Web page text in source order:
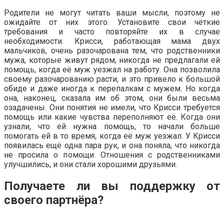
Родители не могут читать ваши мысли, поэтому не
ожидайте от них этого. Установите свои чёткие
требования и часто повторяйте их в случае
необходимости. Крисси, работающая мама двух
мальчиков, очень разочарована тем, что родственники
мужа, которые живут рядом, никогда не предлагали ей
помощь, когда её муж уезжал на работу. Она позволила
своему разочарованию расти, и это привело к большой
обиде и даже иногда к перепалкам с мужем. Но когда
она, наконец, сказала им об этом, они были весьма
озадачены. Они понятия не имели, что Крисси требуется
помощь или какие чувства переполняют её. Когда они
узнали, что ей нужна помощь, то начали больше
помогать ей в то время, когда её муж уезжал. У Крисси
появилась ещё одна пара рук, и она поняла, что никогда
не просила о помощи. Отношения с родственниками
улучшились, и они стали хорошими друзьями.
Получаете ли вы поддержку от
своего партнёра?